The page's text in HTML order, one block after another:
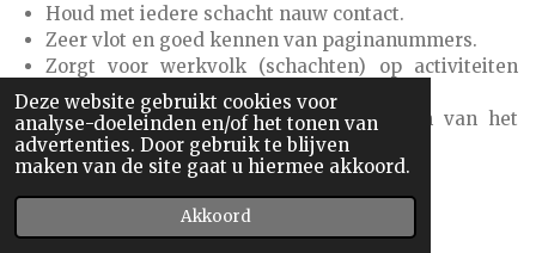
Deze website gebruikt cookies voor
analyse-doeleinden en/of het tonen van
advertenties. Door gebruik te blijven
maken van de site gaat u hiermee akkoord.
Akkoord
Houd met iedere schacht nauw contact.
Zeer vlot en goed kennen van paginanummers.
Zorgt voor werkvolk (schachten) op activiteiten
zoals TD’s.
Help zijn bietjes op de Doop (Iedereen van het
Praesidium houd mee in het oog).
Art.43:
Feestleider